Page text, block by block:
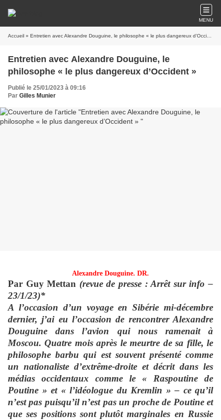
MENU
Accueil » Entretien avec Alexandre Douguine, le philosophe « le plus dangereux d’Occident »
Entretien avec Alexandre Douguine, le
philosophe « le plus dangereux d’Occident »
Publié le 25/01/2023 à 09:16
Par Gilles Munier
Alexandre Douguine. DR.
Par Guy Mettan (revue de presse : Arrêt sur info –
23/1/23)*
A l’occasion d’un voyage en Sibérie mi-décembre
dernier, j’ai eu l’occasion de rencontrer Alexandre
Douguine dans l’avion qui nous ramenait à
Moscou. Quatre mois après le meurtre de sa fille, le
philosophe barbu qui est souvent présenté comme
un nationaliste d’extrême-droite et décrit dans les
médias occidentaux comme le « Raspoutine de
Poutine » et « l’idéologue du Kremlin » – ce qu’il
n’est pas puisqu’il n’est pas un proche de Poutine et
que ses positions sont plutôt marginales en Russie